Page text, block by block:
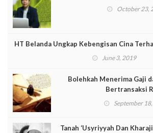
October 23,
HT Belanda Ungkap Kebengisan Cina
June 3, 2019
Bolehkah Menerima Gaji
Bertransaksi
September
Tanah ‘Usyriyyah Dan